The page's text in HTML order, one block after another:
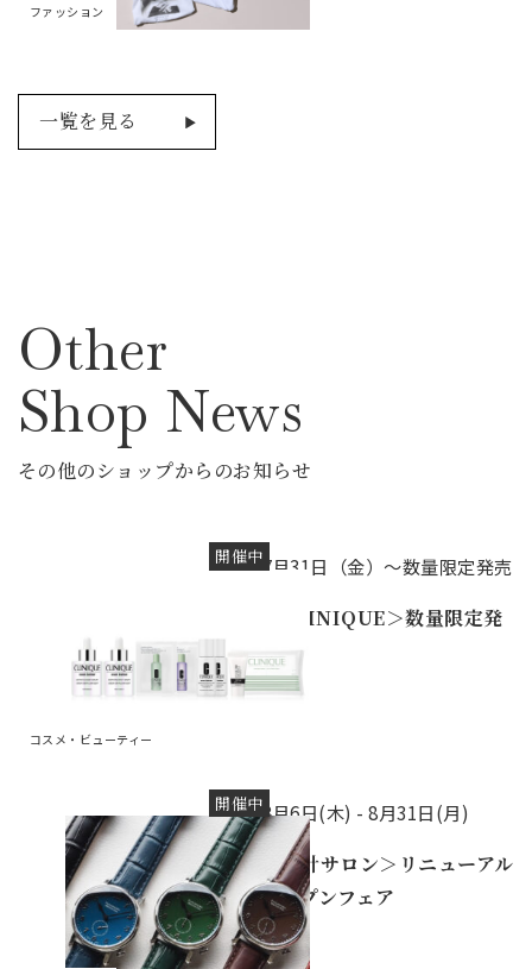
ファッション
一覧を見る
Other
Shop News
その他のショップからのお知らせ
開催中
コスメ・ビューティー
7月31日（金）～数量限定発売
＜CLINIQUE＞数量限定発
売
開催中8月6日(木) -8月31日(月)
＜時計サロン＞リニューアル
オープンフェア